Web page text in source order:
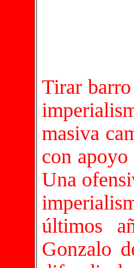
Tirar
masiva
con
Una
últimos
Gonzalo